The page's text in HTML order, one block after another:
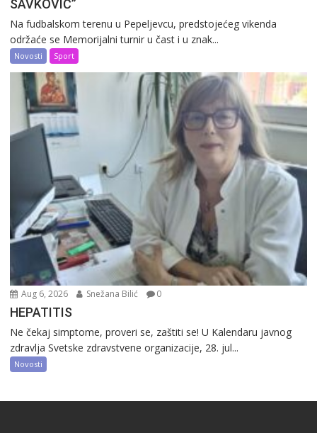
SAVKOVIĆ”
Na fudbalskom terenu u Pepeljevcu, predstojećeg vikenda
održaće se Memorijalni turnir u čast i u znak...
Novosti Sport
Aug 6, 2026 Snežana Bilić 0
HEPATITIS
Ne čekaj simptome, proveri se, zaštiti se! U Kalendaru javnog
zdravlja Svetske zdravstvene organizacije, 28. jul...
Novosti